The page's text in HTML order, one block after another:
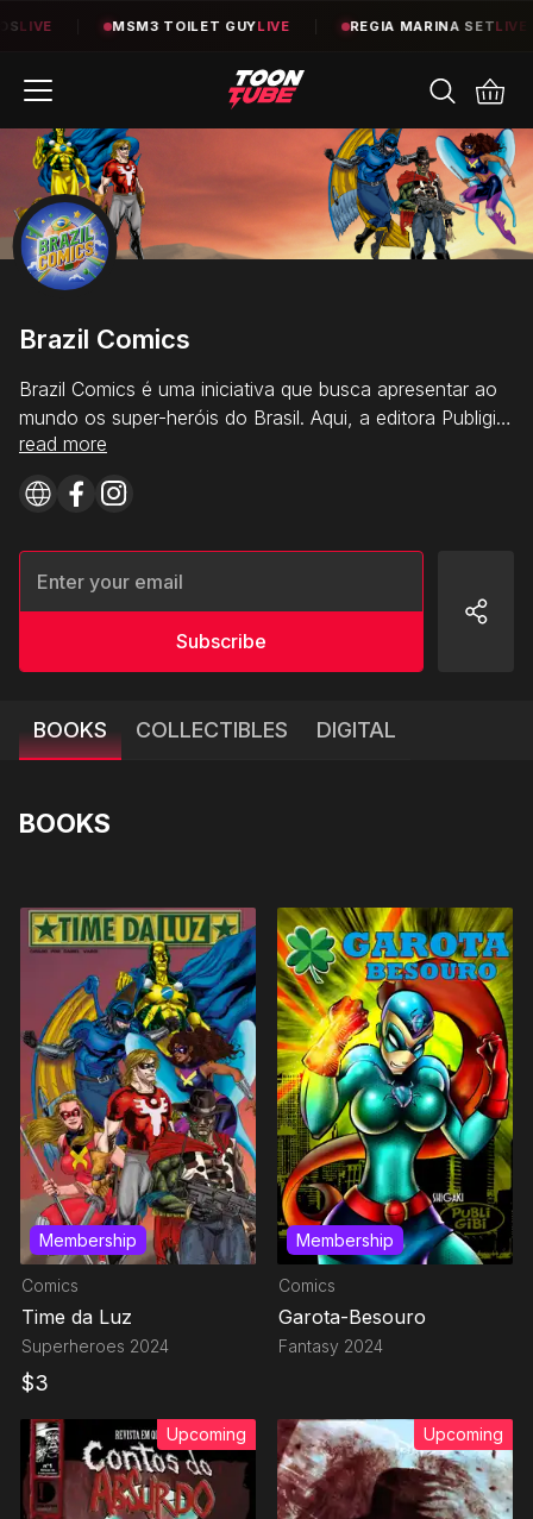
| MSM3 TOILET GUY LIVE | REGIA MARINA SETLIVE |
Brazil Comics
Brazil Comics é uma iniciativa que busca apresentar ao
mundo os super-heróis do Brasil. Aqui, a editora Publigibi
trará diversos personagens que fazem parte da Primeira
Exposição de Super-Heróis do Brasil, além dos heróis
do Time da Luz, criado por Daniel Vardi.
read more
Subscribe
BOOKS COLLECTIBLES DIGITAL
BOOKS
Membership
Comics
Time da Luz
Superheroes 2024
$3
Membership
Comics
Garota-Besouro
Fantasy 2024
Upcoming Upcoming